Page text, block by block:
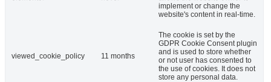
implement or change the
website's content in real-time.
viewed_cookie_policy 11 months
The cookie is set by the
GDPR Cookie Consent plugin
and is used to store whether
or not user has consented to
the use of cookies. It does not
store any personal data.